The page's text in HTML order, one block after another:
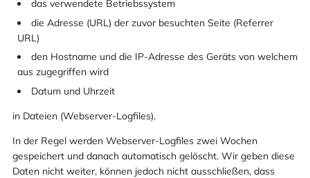
das verwendete Betriebssystem
die Adresse (URL) der zuvor besuchten Seite (Referrer
URL)
den Hostname und die IP-Adresse des Geräts von welchem
aus zugegriffen wird
Datum und Uhrzeit
in Dateien (Webserver-Logfiles).
In der Regel werden Webserver-Logfiles zwei Wochen
gespeichert und danach automatisch gelöscht. Wir geben diese
Daten nicht weiter, können jedoch nicht ausschließen, dass